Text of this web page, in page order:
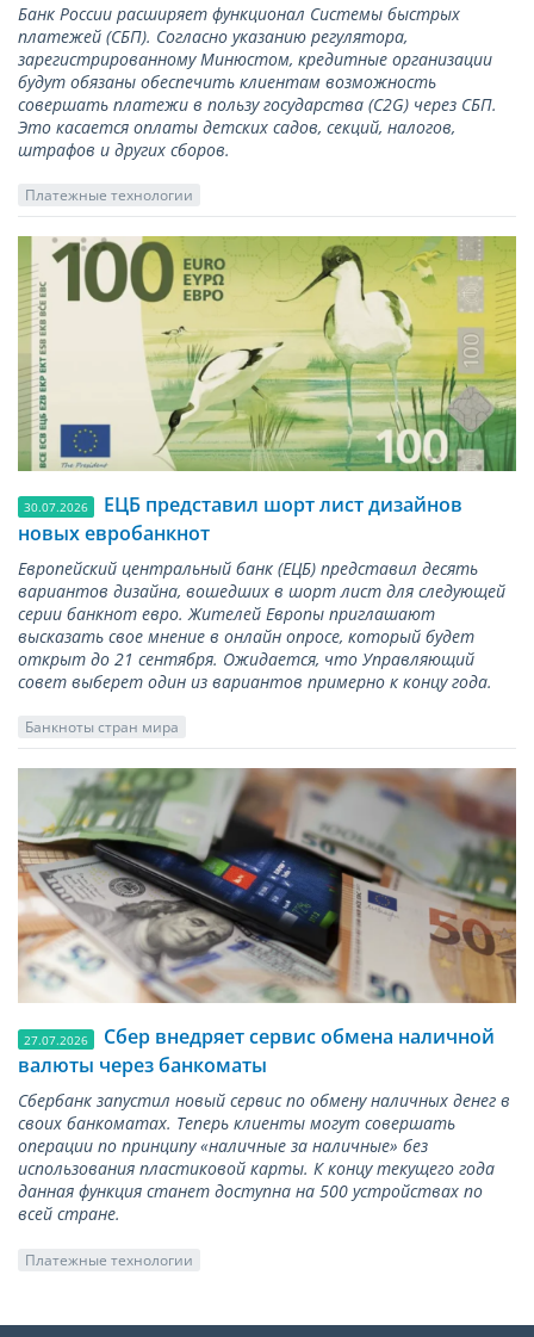
Банк России расширяет функционал Системы быстрых
платежей (СБП). Согласно указанию регулятора,
зарегистрированному Минюстом, кредитные организации
будут обязаны обеспечить клиентам возможность
совершать платежи в пользу государства (С2G) через СБП.
Это касается оплаты детских садов, секций, налогов,
штрафов и других сборов.
Платежные технологии
30.07.2026
ЕЦБ представил шорт лист дизайнов
новых евробанкнот
Европейский центральный банк (ЕЦБ) представил десять
вариантов дизайна, вошедших в шорт лист для следующей
серии банкнот евро. Жителей Европы приглашают
высказать свое мнение в онлайн опросе, который будет
открыт до 21 сентября. Ожидается, что Управляющий
совет выберет один из вариантов примерно к концу года.
Банкноты стран мира
27.07.2026
Сбер внедряет сервис обмена наличной
валюты через банкоматы
Сбербанк запустил новый сервис по обмену наличных денег в
своих банкоматах. Теперь клиенты могут совершать
операции по принципу «наличные за наличные» без
использования пластиковой карты. К концу текущего года
данная функция станет доступна на 500 устройствах по
всей стране.
Платежные технологии